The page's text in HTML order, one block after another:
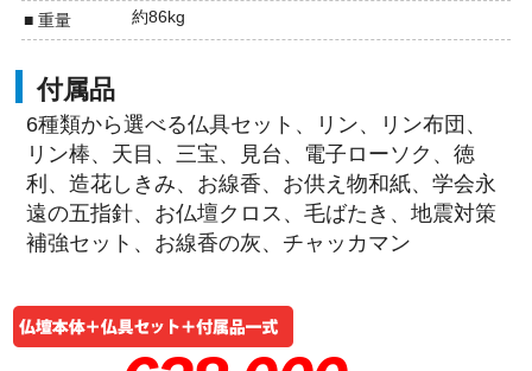
■ 重量
約86kg
付属品
6種類から選べる仏具セット、リン、リン布団、
リン棒、天目、三宝、見台、電子ローソク、徳
利、造花しきみ、お線香、お供え物和紙、学会永
遠の五指針、お仏壇クロス、毛ばたき、地震対策
補強セット、お線香の灰、チャッカマン